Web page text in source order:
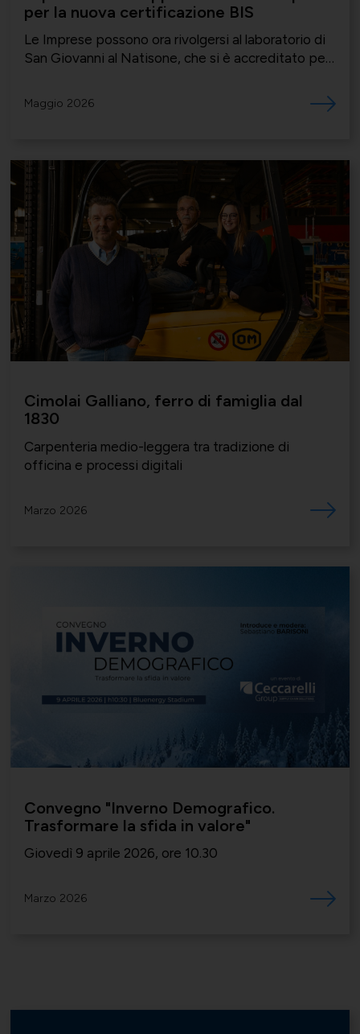
per la nuova certificazione BIS
Le Imprese possono ora rivolgersi al laboratorio di
San Giovanni al Natisone, che si è accreditato per
Maggio 2026
Cimolai Galliano, ferro di famiglia dal
1830
Carpenteria medio-leggera tra tradizione di
officina e processi digitali
Marzo 2026
Convegno "Inverno Demografico.
Trasformare la sfida in valore"
Giovedì 9 aprile 2026, ore 10.30
Marzo 2026